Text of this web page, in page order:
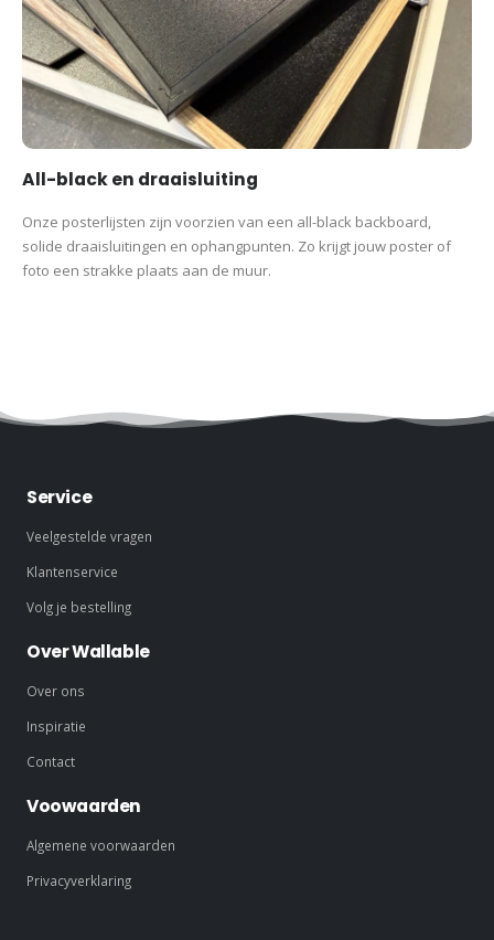
All-black en draaisluiting
Onze posterlijsten zijn voorzien van een all-black backboard,
solide draaisluitingen en ophangpunten. Zo krijgt jouw poster of
foto een strakke plaats aan de muur.
Service
Veelgestelde vragen
Klantenservice
Volg je bestelling
Over Wallable
Over ons
Inspiratie
Contact
Voowaarden
Algemene voorwaarden
Privacyverklaring